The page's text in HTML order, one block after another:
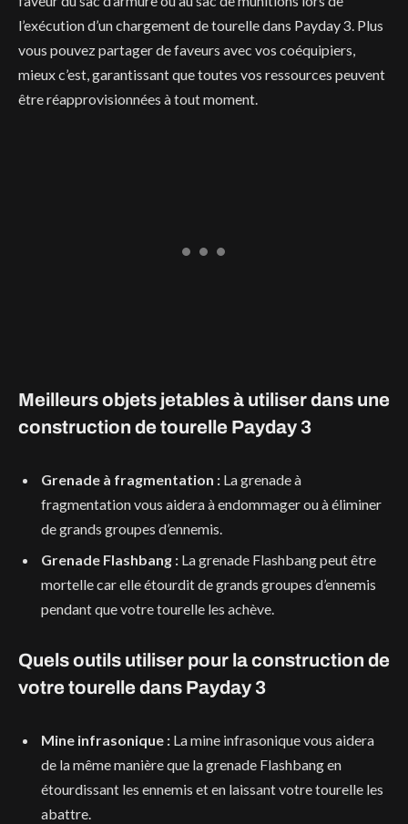
l’exécution d’un chargement de tourelle dans Payday 3. Plus
vous pouvez partager de faveurs avec vos coéquipiers,
mieux c’est, garantissant que toutes vos ressources peuvent
être réapprovisionnées à tout moment.
Meilleurs objets jetables à utiliser dans une
construction de tourelle Payday 3
Grenade à fragmentation : La grenade à
fragmentation vous aidera à endommager ou à éliminer
de grands groupes d’ennemis.
Grenade Flashbang : La grenade Flashbang peut être
mortelle car elle étourdit de grands groupes d’ennemis
pendant que votre tourelle les achève.
Quels outils utiliser pour la construction de
votre tourelle dans Payday 3
Mine infrasonique : La mine infrasonique vous aidera
de la même manière que la grenade Flashbang en
étourdissant les ennemis et en laissant votre tourelle les
abattre.